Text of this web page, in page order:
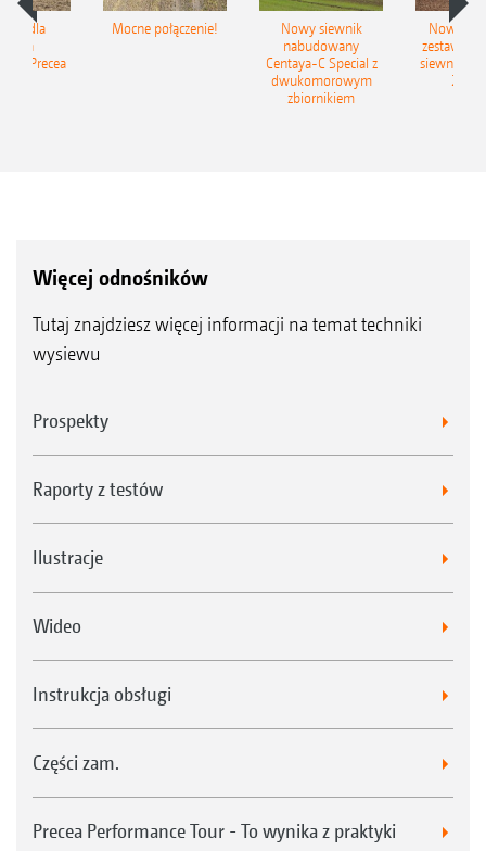
dla
Precea
Mocne połączenie!
Nowy siewnik
nabudowany
Centaya-C Special z
dwukomorowym
zbiornikiem
Nowy
zestaw
siewny
2C
Więcej odnośników
Tutaj znajdziesz więcej informacji na temat techniki
wysiewu
Prospekty
Raporty z testów
Ilustracje
Wideo
Instrukcja obsługi
Części zam.
Precea Performance Tour - To wynika z praktyki